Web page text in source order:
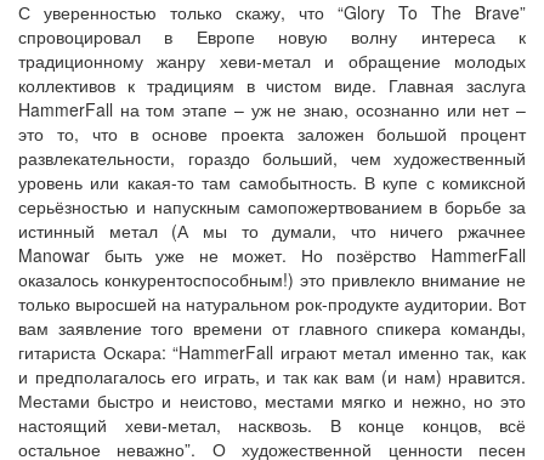
С уверенностью только скажу, что “Glory To The Brave”
спровоцировал в Европе новую волну интереса к
традиционному жанру хеви-метал и обращение молодых
коллективов к традициям в чистом виде. Главная заслуга
HammerFall на том этапе – уж не знаю, осознанно или нет –
это то, что в основе проекта заложен большой процент
развлекательности, гораздо больший, чем художественный
уровень или какая-то там самобытность. В купе с комиксной
серьёзностью и напускным самопожертвованием в борьбе за
истинный метал (А мы то думали, что ничего ржачнее
Manowar быть уже не может. Но позёрство HammerFall
оказалось конкурентоспособным!) это привлекло внимание не
только выросшей на натуральном рок-продукте аудитории. Вот
вам заявление того времени от главного спикера команды,
гитариста Оскара: “HammerFall играют метал именно так, как
и предполагалось его играть, и так как вам (и нам) нравится.
Местами быстро и неистово, местами мягко и нежно, но это
настоящий хеви-метал, насквозь. В конце концов, всё
остальное неважно”. О художественной ценности песен